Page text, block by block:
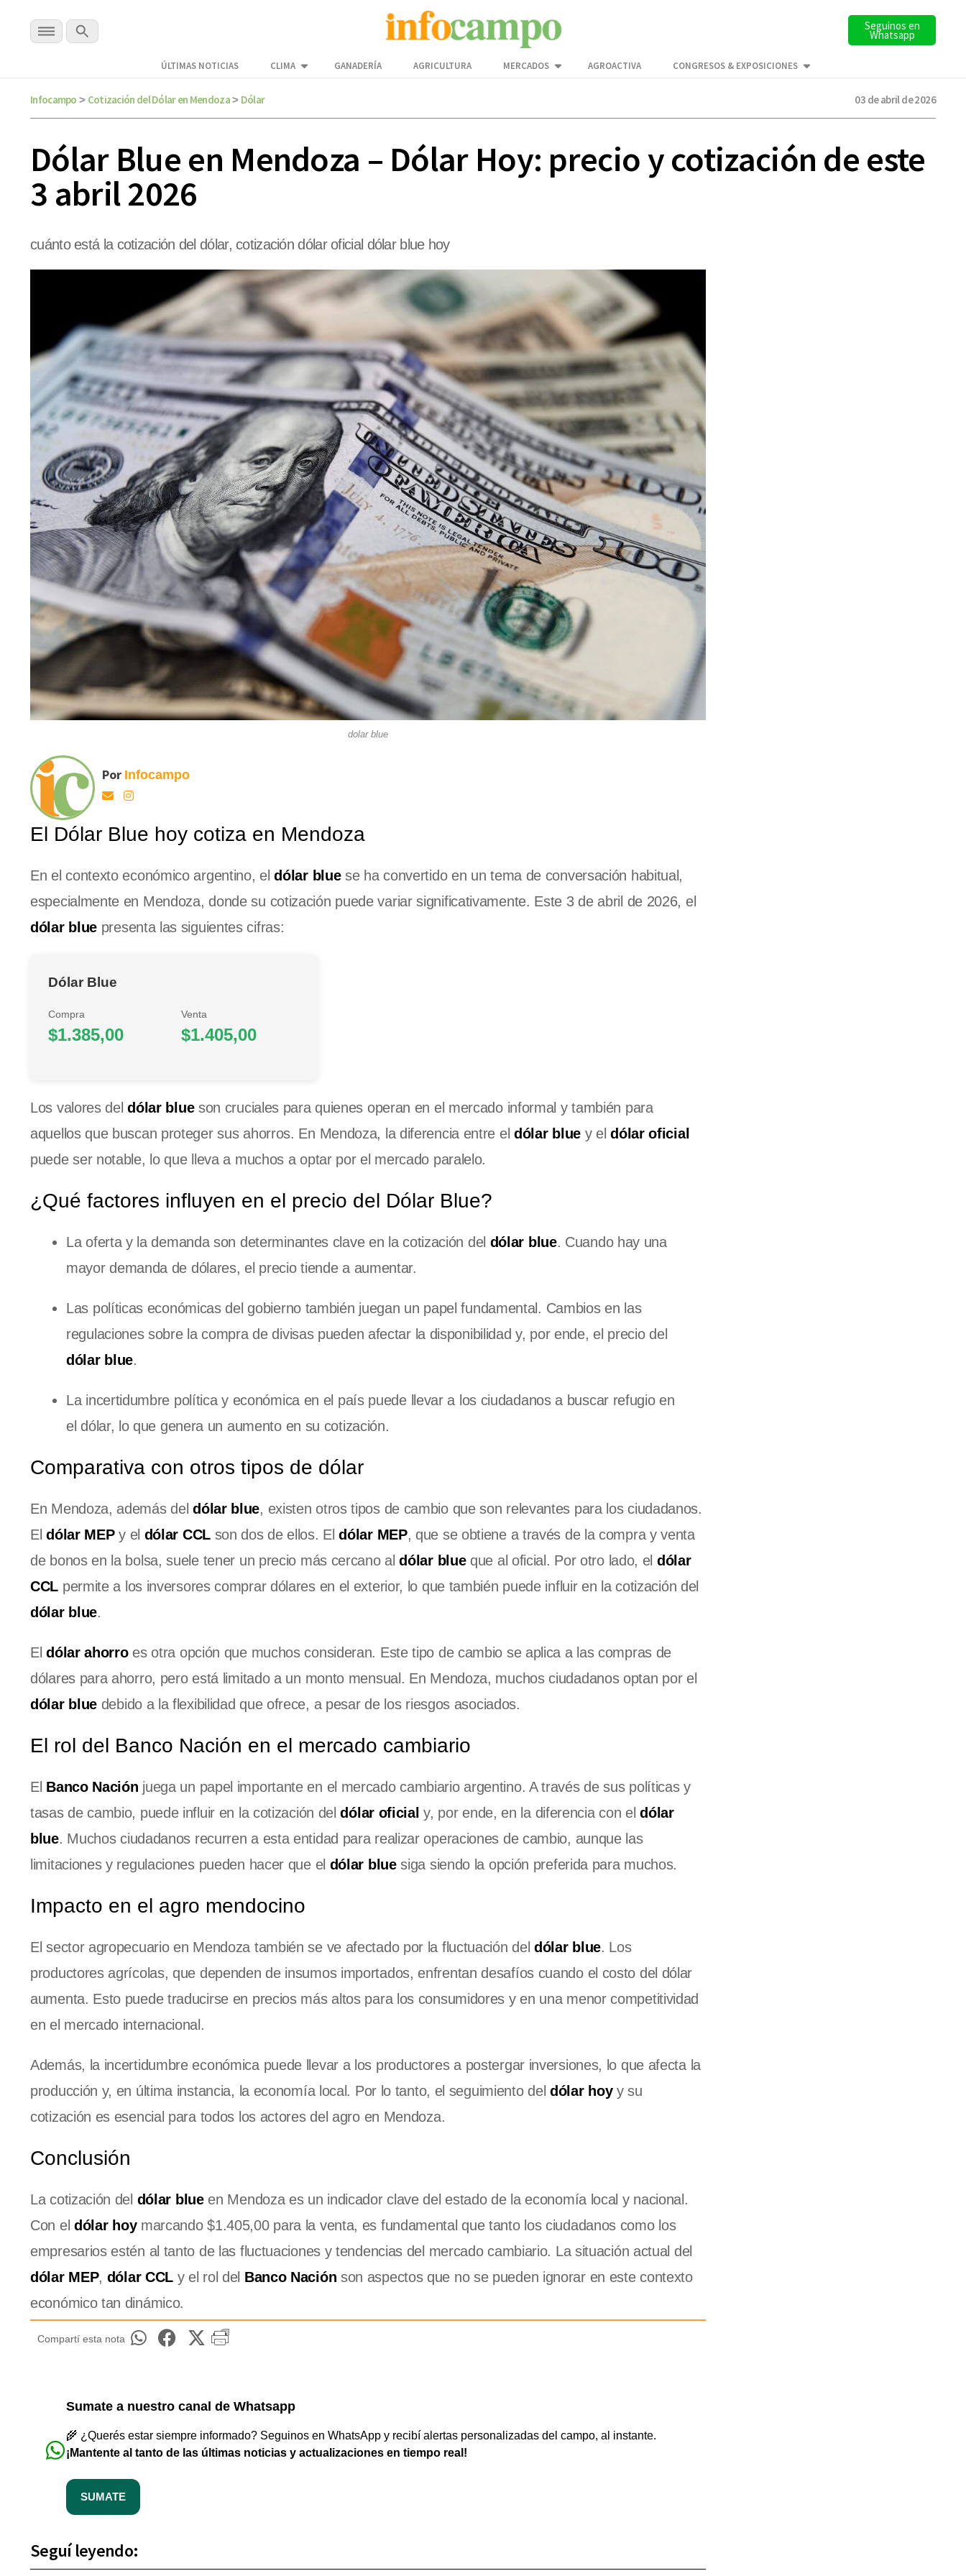
Seguinos en
Whatsapp
ÚLTIMAS NOTICIAS CLIMA GANADERÍA AGRICULTURA MERCADOS AGROACTIVA CONGRESOS & EXPOSICIONES
Infocampo > Cotización del Dólar en Mendoza> Dólar 03 de abril de 2026
Dólar Blue en Mendoza – Dólar Hoy: precio y cotización de este
3 abril 2026
cuánto está la cotización del dólar, cotización dólar oficial dólar blue hoy
dolar blue
Por Infocampo
El Dólar Blue hoy cotiza en Mendoza
En el contexto económico argentino, eldólar bluese ha convertido en un tema de conversación habitual,
especialmente en Mendoza, donde su cotización puede variar significativamente. Este 3 de abril de 2026, el
dólar blue presenta las siguientes cifras:
Dólar Blue
Compra
$1.385,00
Venta
$1.405,00
Los valores deldólar blueson cruciales para quienes operan en el mercado informal y también para
aquellos que buscan proteger sus ahorros. En Mendoza, la diferencia entre el dólar bluey eldólar oficial
puede ser notable, lo que lleva a muchos a optar por el mercado paralelo.
¿Qué factores influyen en el precio del Dólar Blue?
La oferta y la demanda son determinantes clave en la cotización del dólar blue. Cuando hay una
mayor demanda de dólares, el precio tiende a aumentar.
Las políticas económicas del gobierno también juegan un papel fundamental. Cambios en las
regulaciones sobre la compra de divisas pueden afectar la disponibilidad y, por ende, el precio del
dólar blue.
La incertidumbre política y económica en el país puede llevar a los ciudadanos a buscar refugio en
el dólar, lo que genera un aumento en su cotización.
Comparativa con otros tipos de dólar
En Mendoza, además deldólar blue, existen otros tipos de cambio que son relevantes para los ciudadanos.
Eldólar MEPy el dólar CCLson dos de ellos. Eldólar MEP, que se obtiene a través de la compra y venta
de bonos en la bolsa, suele tener un precio más cercano aldólar blueque al oficial. Por otro lado, el dólar
CCL permite a los inversores comprar dólares en el exterior, lo que también puede influir en la cotización del
dólar blue.
Eldólar ahorroes otra opción que muchos consideran. Este tipo de cambio se aplica a las compras de
dólares para ahorro, pero está limitado a un monto mensual. En Mendoza, muchos ciudadanos optan por el
dólar blue debido a la flexibilidad que ofrece, a pesar de los riesgos asociados.
El rol del Banco Nación en el mercado cambiario
El Banco Nación juega un papel importante en el mercado cambiario argentino. A través de sus políticas y
tasas de cambio, puede influir en la cotización deldólar oficial y, por ende, en la diferencia con eldólar
blue. Muchos ciudadanos recurren a esta entidad para realizar operaciones de cambio, aunque las
limitaciones y regulaciones pueden hacer que el dólar bluesiga siendo la opción preferida para muchos.
Impacto en el agro mendocino
El sector agropecuario en Mendoza también se ve afectado por la fluctuación del dólar blue. Los
productores agrícolas, que dependen de insumos importados, enfrentan desafíos cuando el costo del dólar
aumenta. Esto puede traducirse en precios más altos para los consumidores y en una menor competitividad
en el mercado internacional.
Además, la incertidumbre económica puede llevar a los productores a postergar inversiones, lo que afecta la
producción y, en última instancia, la economía local. Por lo tanto, el seguimiento del dólar hoyy su
cotización es esencial para todos los actores del agro en Mendoza.
Conclusión
La cotización del dólar blueen Mendoza es un indicador clave del estado de la economía local y nacional.
Con el dólar hoymarcando $1.405,00 para la venta, es fundamental que tanto los ciudadanos como los
empresarios estén al tanto de las fluctuaciones y tendencias del mercado cambiario. La situación actual del
dólar MEP, dólar CCL y el rol del Banco Nación son aspectos que no se pueden ignorar en este contexto
económico tan dinámico.
Compartí esta nota
Sumate a nuestro canal de Whatsapp
🌾 ¿Querés estar siempre informado? Seguinos en WhatsApp y recibí alertas personalizadas del campo, al instante.
¡Mantente al tanto de las últimas noticias y actualizaciones en tiempo real!
SUMATE
Seguí leyendo: